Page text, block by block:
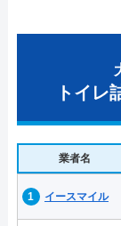
トイレ
業者名
イースマイル